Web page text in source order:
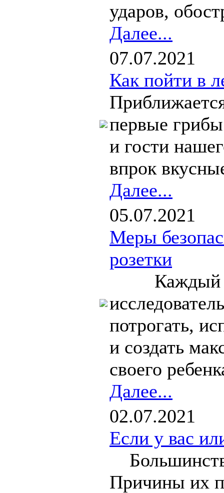
ударов,
Далее...
07.07.2021
Как пойти в
первые
и гости
впрок
Далее...
05.07.2021
Меры
розетки
Каждый
потрогать,
и создать
своего
Далее...
02.07.2021
Если у вас
Причины их